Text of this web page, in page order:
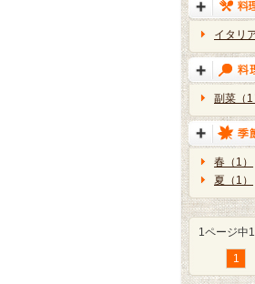
イタリ
副菜（1
春（1）
夏（1）
1ページ中
1